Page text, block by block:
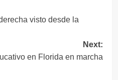
visto desde la
Next:
en Florida en marcha